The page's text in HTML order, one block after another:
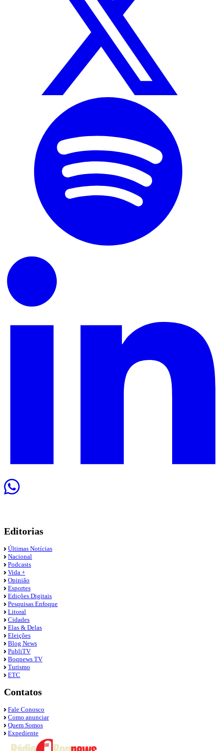
Editorias
Últimas Notícias
Nacional
Podcasts
Vida +
Opinião
Esportes
Edições Digitais
Pesquisas Enfoque
Litoral
Cidades
Elas & Delas
Eleições
Blog News
PubliTV
Boqnews TV
Turismo
ETC
Contatos
Fale Conosco
Como anunciar
Quem Somos
Expediente